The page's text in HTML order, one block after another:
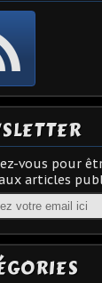
vous pour
articles